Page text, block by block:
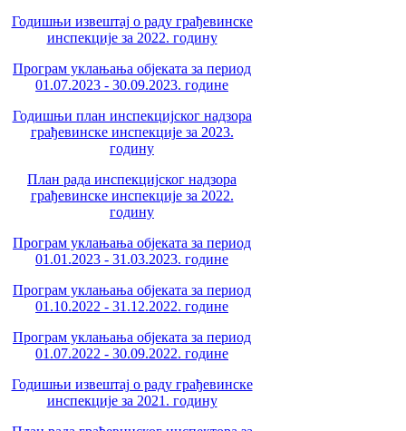
Годишњи извештај о раду грађевинске
инспекције за 2022. годину
Програм уклањања објеката за период
01.07.2023 - 30.09.2023. године
Годишњи план инспекцијског надзора
грађевинске инспекције за 2023.
годину
План рада инспекцијског надзора
грађевинске инспекције за 2022.
годину
Програм уклањања објеката за период
01.01.2023 - 31.03.2023. године
Програм уклањања објеката за период
01.10.2022 - 31.12.2022. године
Програм уклањања објеката за период
01.07.2022 - 30.09.2022. године
Годишњи извештај о раду грађевинске
инспекције за 2021. годину